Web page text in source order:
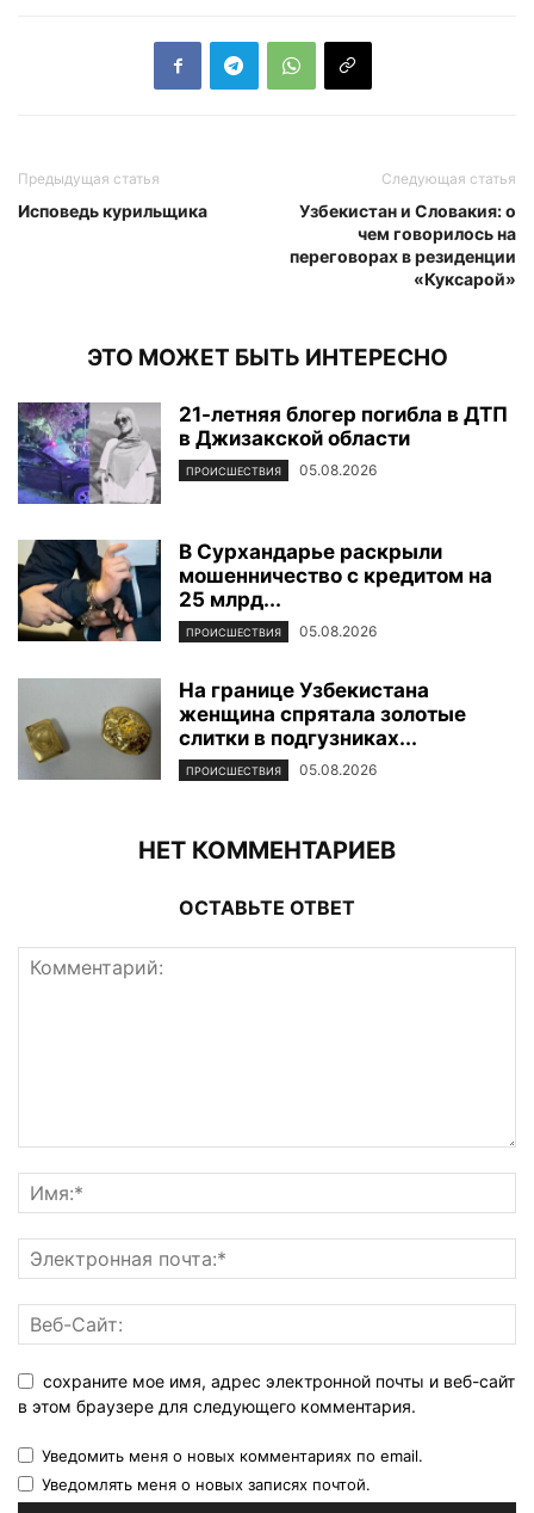
Предыдущая статья
Исповедь курильщика
Следующая статья
Узбекистан и Словакия: о
чем говорилось на
переговорах в резиденции
«Куксарой»
ЭТО МОЖЕТ БЫТЬ ИНТЕРЕСНО
21-летняя блогер погибла в ДТП
в Джизакской области
ПРОИСШЕСТВИЯ 05.08.2026
В Сурхандарье раскрыли
мошенничество с кредитом на
25 млрд...
ПРОИСШЕСТВИЯ 05.08.2026
На границе Узбекистана
женщина спрятала золотые
слитки в подгузниках...
ПРОИСШЕСТВИЯ 05.08.2026
НЕТ КОММЕНТАРИЕВ
ОСТАВЬТЕ ОТВЕТ
сохраните мое имя, адрес электронной почты и веб-сайт
в этом браузере для следующего комментария.
Уведомить меня о новых комментариях по email.
Уведомлять меня о новых записях почтой.